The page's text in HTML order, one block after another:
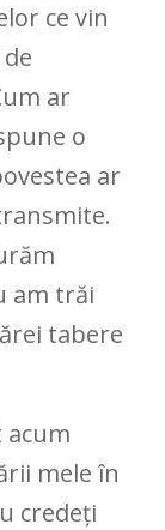
ce vin
ar
o
ar
am trăi
tabere
acum
mele în
credeți